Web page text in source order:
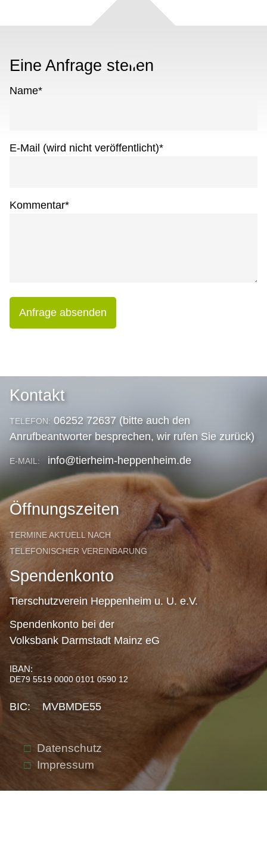
Eine Anfrage stellen
Name*
E-Mail (wird nicht veröffentlicht)*
Kommentar*
Anfrage absenden
Kontakt
TELEFON: 06252 72637 (bitte auch den
Anrufbeantworter besprechen, wir rufen Sie zurück)
E-MAIL: info@tierheim-heppenheim.de
Öffnungszeiten
TERMINE AKTUELL NACH
TELEFONISCHER VEREINBARUNG
Spendenkonto
Tierschutzverein Heppenheim u. U. e.V.
Spendenkonto bei der
Volksbank Darmstadt Mainz eG
IBAN:
DE79 5519 0000 0101 0590 12
BIC: MVBMDE55
Datenschutz
Impressum